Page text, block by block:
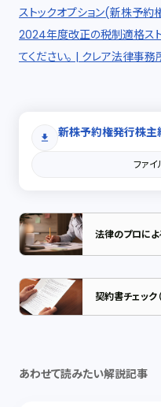
ストックオプション(新株予
2024年度改正の税制適格ス
てください。 | クレア法律事務
download 新株予約権発行株主
ファイ
法律のプロに
契約書チェック
あわせて読みたい解説記事